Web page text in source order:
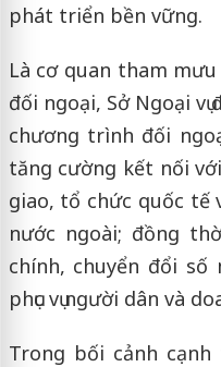
phát triển bền vững.
Là cơ quan tham
đối ngoại, Sở Ngoại
chương trình đối
tăng cường kết nối
giao, tổ chức quốc tế
nước ngoài; đồng
chính, chuyển đổi số
phục vụ người dân và
Trong bối cảnh